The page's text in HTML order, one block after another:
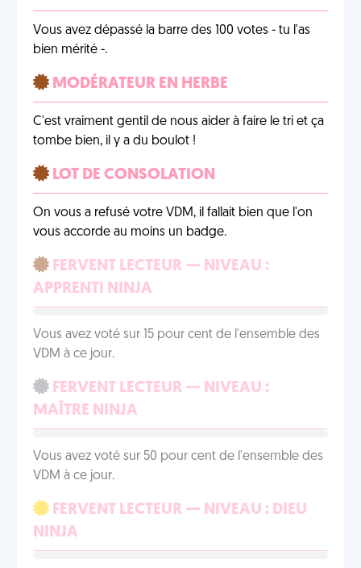
Vous avez dépassé la barre des 100 votes - tu l'as
bien mérité -.
MODÉRATEUR EN HERBE
C'est vraiment gentil de nous aider à faire le tri et ça
tombe bien, il y a du boulot !
LOT DE CONSOLATION
On vous a refusé votre VDM, il fallait bien que l'on
vous accorde au moins un badge.
FERVENT LECTEUR — NIVEAU :
APPRENTI NINJA
Vous avez voté sur 15 pour cent de l'ensemble des
VDM à ce jour.
FERVENT LECTEUR — NIVEAU :
MAÎTRE NINJA
Vous avez voté sur 50 pour cent de l'ensemble des
VDM à ce jour.
FERVENT LECTEUR — NIVEAU : DIEU
NINJA